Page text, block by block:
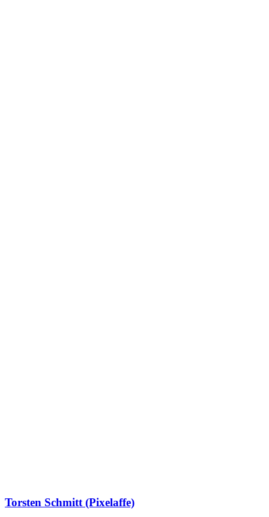
Torsten Schmitt (Pixelaffe)